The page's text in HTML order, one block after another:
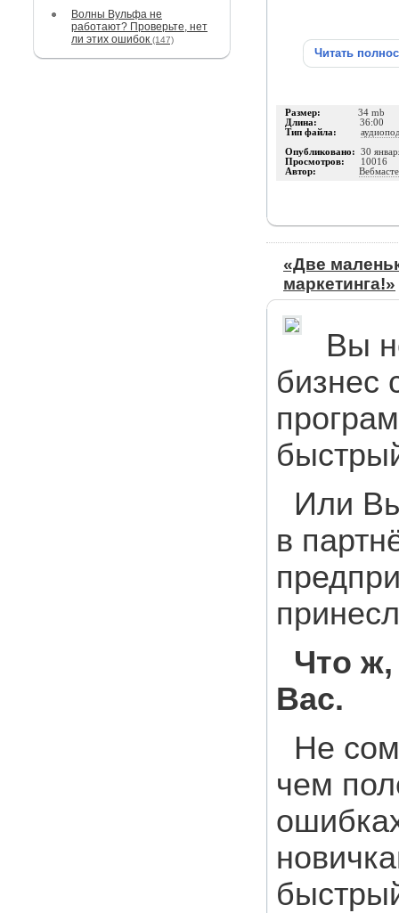
Волны Вульфа не
работают? Проверьте, нет
ли этих ошибок (147)
Читать
Размер: 34 mb
Длина: 36:00
Тип файла:
Опубликовано: 30
Просмотров: 10016
Автор:
«Две
маркетинга!»
Вы
бизнес
Или
в
Что
Вас.
Не
чем